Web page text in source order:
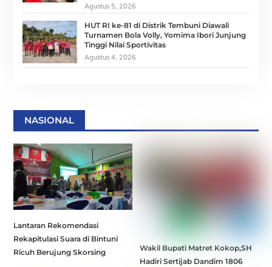
Agustus 5, 2026
HUT RI ke-81 di Distrik Tembuni Diawali
Turnamen Bola Volly, Yomima Ibori Junjung
Tinggi Nilai Sportivitas
Agustus 4, 2026
NASIONAL
Lantaran Rekomendasi
Rekapitulasi Suara di Bintuni
Ricuh Berujung Skorsing
Wakil Bupati Matret Kokop,SH
Hadiri Sertijab Dandim 1806